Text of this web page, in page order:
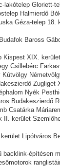
lakótelep Gloriett-
Halmierdő
Géza-telep
Baross
Kispest XIX.
Csillebérc
Zugliget
Nyék
Budakeszierdő
Csatárka
II. kerület
Lipótváros
építésen